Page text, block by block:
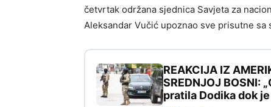
četvrtak održana sjednica Savjeta za
Aleksandar Vučić upoznao sve prisutne sa
REAKCIJA IZ
SREDNJOJ BOSNI:
pratila Dodika dok